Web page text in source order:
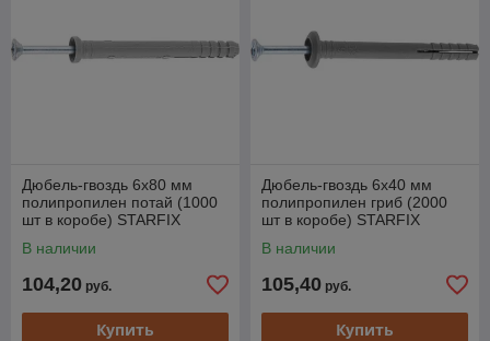
Дюбель-гвоздь 6х80 мм
полипропилен потай (1000
шт в коробе) STARFIX
В наличии
104,20 руб.
Купить
Дюбель-гвоздь 6х40 мм
полипропилен гриб (2000
шт в коробе) STARFIX
В наличии
105,40 руб.
Купить